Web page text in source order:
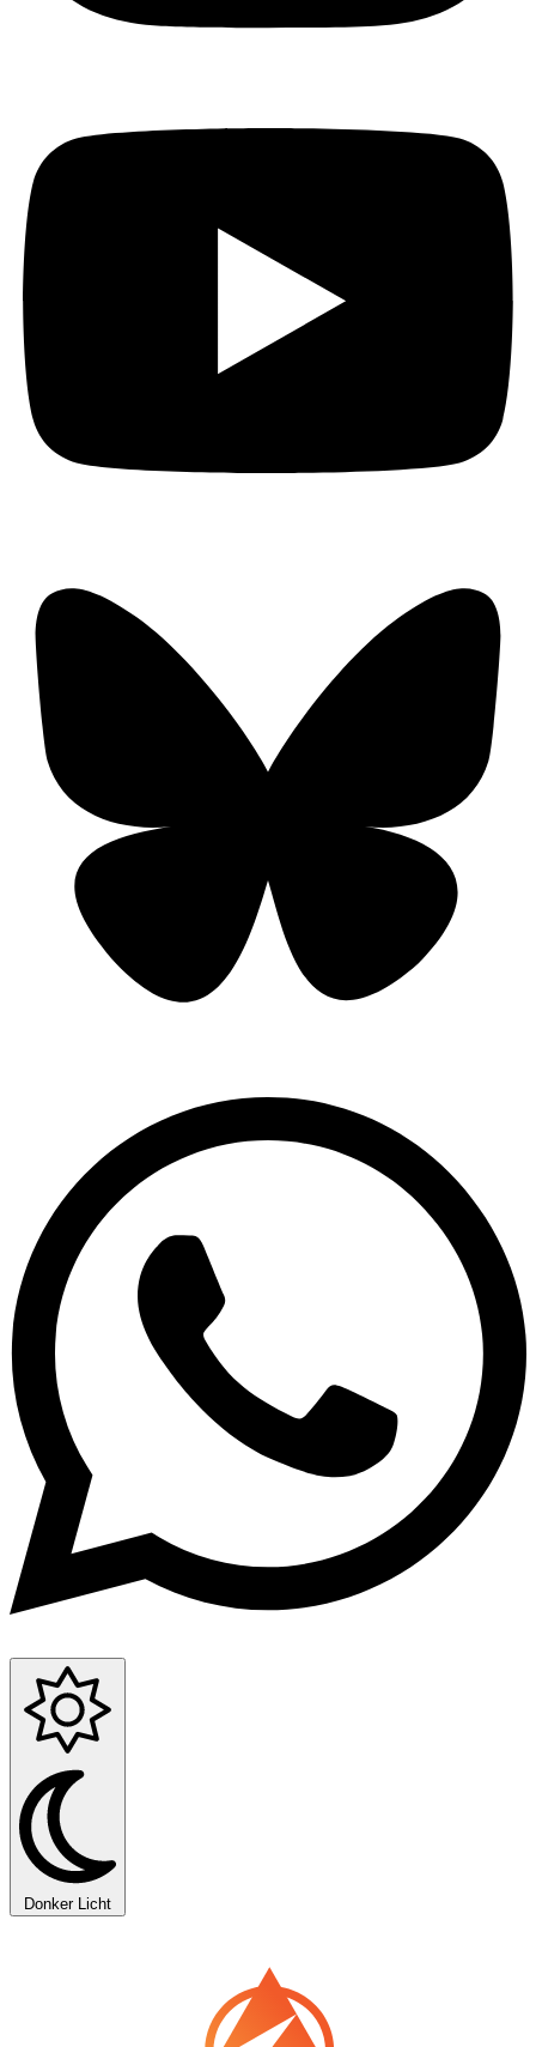
Donker Licht